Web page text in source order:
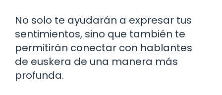
No solo te ayudarán a expresar tus
sentimientos, sino que también te
permitirán conectar con hablantes
de euskera de una manera más
profunda.